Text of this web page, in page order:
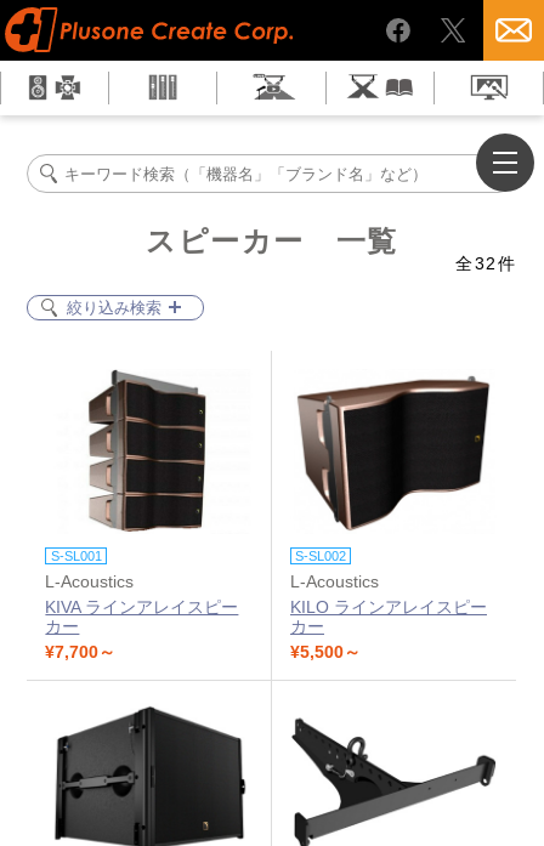
スピーカー 一覧
全32件
絞り込み検索
パワードスピーカー
ラインアレイスピーカー
コラムスピーカー
スタジオモニター
トランペットスピーカー
小型パッシブスピーカー
小型パワードスピーカー
スピーカースタンド
スピーカー台
スピーカーアクセサリ
S-SL001
L-Acoustics
KIVA ラインアレイスピー
カー
¥7,700～
S-SL002
L-Acoustics
KILO ラインアレイスピー
カー
¥5,500～